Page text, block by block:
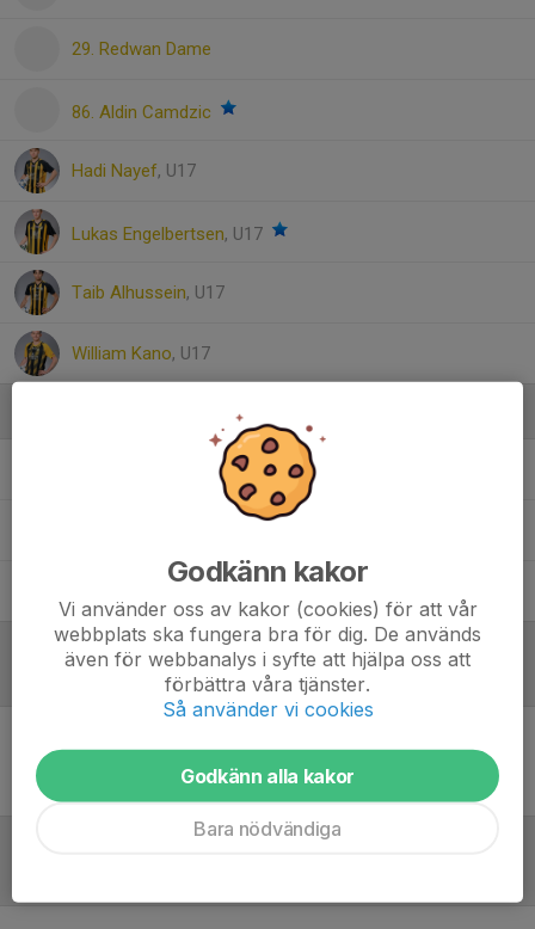
29. Redwan Dame
86. Aldin Camdzic
Hadi Nayef, U17
Lukas Engelbertsen, U17
Taib Alhussein, U17
William Kano, U17
Assisterande tränare
Godkänn kakor
Vi använder oss av kakor (cookies) för att vår
webbplats ska fungera bra för dig. De används
även för webbanalys i syfte att hjälpa oss att
förbättra våra tjänster.
Så använder vi cookies
Godkänn alla kakor
Bara nödvändiga